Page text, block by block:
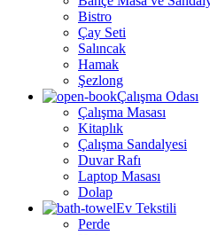
Bistro
Çay Seti
Salıncak
Hamak
Şezlong
Çalışma Odası
Çalışma Masası
Kitaplık
Çalışma Sandalyesi
Duvar Rafı
Laptop Masası
Dolap
Ev Tekstili
Perde